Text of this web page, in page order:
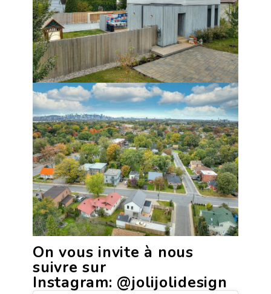
On vous invite à nous
suivre sur
Instagram: @jolijolidesign